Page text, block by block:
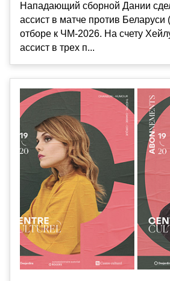
Нападающий сборной Дании
ассист в матче против
отборе к ЧМ-2026. На счету
ассист в трех п...